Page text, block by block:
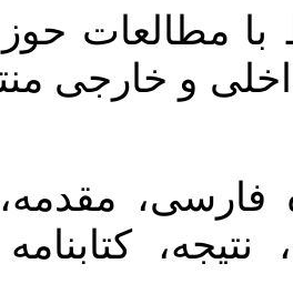
با مطالعات
و خارجی
فارسی،